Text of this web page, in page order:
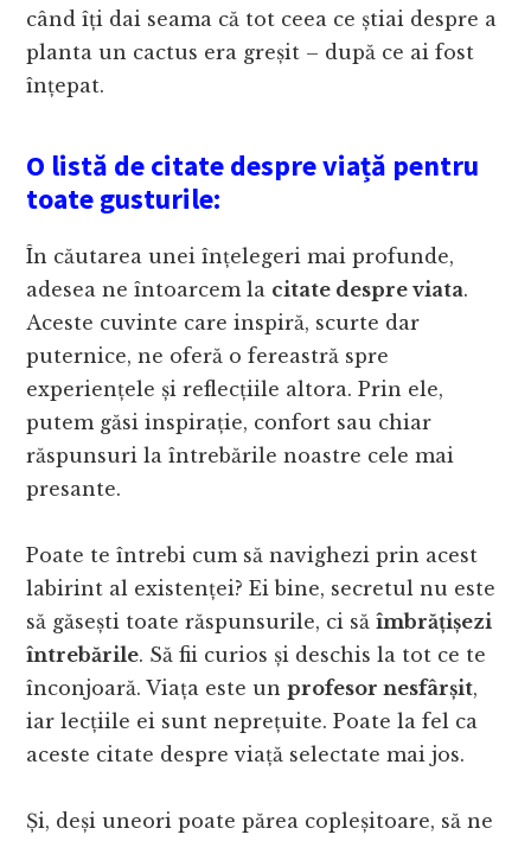
când îți dai seama că tot ceea ce știai despre a
planta un cactus era greșit – după ce ai fost
înțepat.
O listă de citate despre viață pentru
toate gusturile:
În căutarea unei înțelegeri mai profunde,
adesea ne întoarcem la citate despre viata.
Aceste cuvinte care inspiră, scurte dar
puternice, ne oferă o fereastră spre
experiențele și reflecțiile altora. Prin ele,
putem găsi inspirație, confort sau chiar
răspunsuri la întrebările noastre cele mai
presante.
Poate te întrebi cum să navighezi prin acest
labirint al existenței? Ei bine, secretul nu este
să găsești toate răspunsurile, ci săîmbrățișezi
întrebările. Să fii curios și deschis la tot ce te
înconjoară. Viața este unprofesor nesfârșit,
iar lecțiile ei sunt neprețuite. Poate la fel ca
aceste citate despre viață selectate mai jos.
Și, deși uneori poate părea copleșitoare, să ne